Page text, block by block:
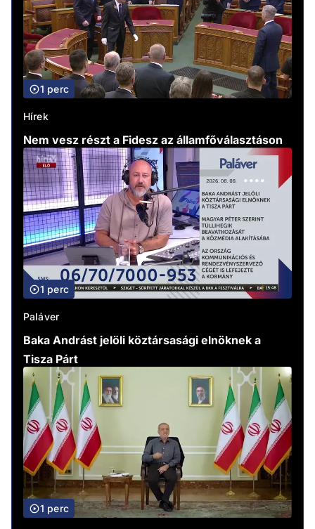
1 perc
Hírek
Nem vesz részt a Fidesz az államfőválasztáson
1 perc
Paláver
Baka Andrást jelöli köztársasági elnöknek a
Tisza Párt
1 perc